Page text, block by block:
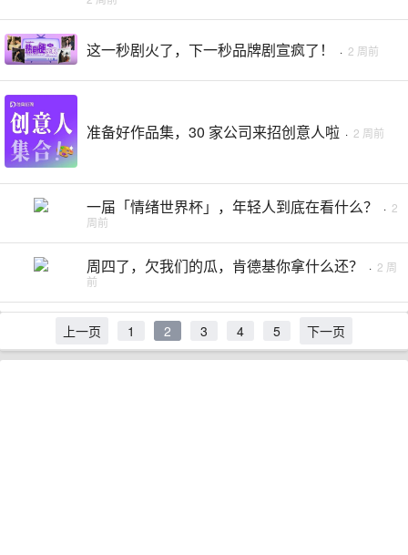
这一秒剧火了，下一秒品牌剧宣疯了！ · 2 周前
准备好作品集，30 家公司来招创意人啦 · 2 周前
一届「情绪世界杯」，年轻人到底在看什么？ · 2
周前
周四了，欠我们的瓜，肯德基你拿什么还？ · 2 周
前
上一页 1 2 3 4 5 下一页